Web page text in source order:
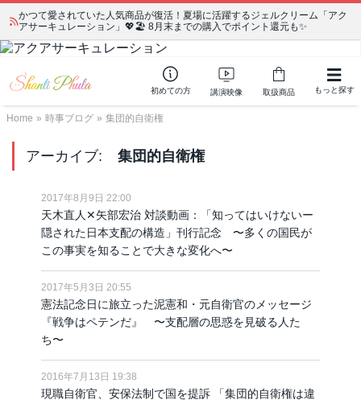
かつて愛されていた人気商品が復活！夏場に活躍するジェルクリーム「アク
アサーキュレーション」💖🏖️ 8月末までの購入でポイント還元も✨
初めての方 講演映像 取扱商品 もっと探す
Home » 時事ブログ » 集団的自衛権
アーカイブ: 集団的自衛権
2017年8月9日 22:00
天木直人✕矢部宏治 対談動画：「知ってはいけないー
隠された日本支配の構造」刊行記念 〜多くの国民が
この事実を知ることで大きな変化へ〜
2017年5月3日 20:55
憲法記念日に旅立った泥憲和・元自衛官のメッセージ
『戦争はペテンだ』 〜支配層の思惑を見破る人た
ち〜
2016年7月13日 19:38
現職自衛官、安保法制で国を提訴 「集団的自衛権は違